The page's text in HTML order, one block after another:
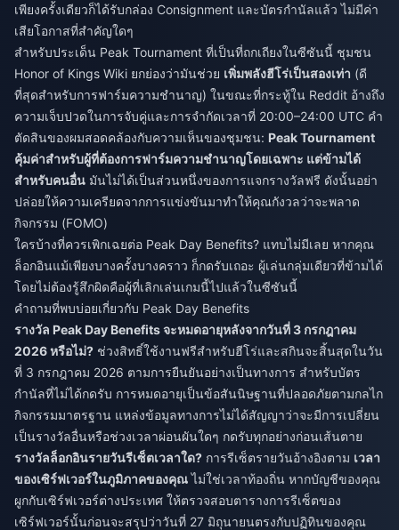
เพียงครั้งเดียวก็ได้รับกล่อง Consignment และบัตรกำนัลแล้ว ไม่มีค่า
เสียโอกาสที่สำคัญใดๆ
สำหรับประเด็น Peak Tournament ที่เป็นที่ถกเถียงในซีซันนี้ ชุมชน
Honor of Kings Wiki ยกย่องว่ามันช่วย เพิ่มพลังฮีโร่เป็นสองเท่า (ดี
ที่สุดสำหรับการฟาร์มความชำนาญ) ในขณะที่กระทู้ใน Reddit อ้างถึง
ความเจ็บปวดในการจับคู่และการจำกัดเวลาที่ 20:00–24:00 UTC คำ
ตัดสินของผมสอดคล้องกับความเห็นของชุมชน: Peak Tournament
คุ้มค่าสำหรับผู้ที่ต้องการฟาร์มความชำนาญโดยเฉพาะ แต่ข้ามได้
สำหรับคนอื่น มันไม่ได้เป็นส่วนหนึ่งของการแจกรางวัลฟรี ดังนั้นอย่า
ปล่อยให้ความเครียดจากการแข่งขันมาทำให้คุณกังวลว่าจะพลาด
กิจกรรม (FOMO)
ใครบ้างที่ควรเพิกเฉยต่อ Peak Day Benefits? แทบไม่มีเลย หากคุณ
ล็อกอินแม้เพียงบางครั้งบางคราว ก็กดรับเถอะ ผู้เล่นกลุ่มเดียวที่ข้ามได้
โดยไม่ต้องรู้สึกผิดคือผู้ที่เลิกเล่นเกมนี้ไปแล้วในซีซันนี้
คำถามที่พบบ่อยเกี่ยวกับ Peak Day Benefits
รางวัล Peak Day Benefits จะหมดอายุหลังจากวันที่ 3 กรกฎาคม
2026 หรือไม่? ช่วงสิทธิ์ใช้งานฟรีสำหรับฮีโร่และสกินจะสิ้นสุดในวัน
ที่ 3 กรกฎาคม 2026 ตามการยืนยันอย่างเป็นทางการ สำหรับบัตร
กำนัลที่ไม่ได้กดรับ การหมดอายุเป็นข้อสันนิษฐานที่ปลอดภัยตามกลไก
กิจกรรมมาตรฐาน แหล่งข้อมูลทางการไม่ได้สัญญาว่าจะมีการเปลี่ยน
เป็นรางวัลอื่นหรือช่วงเวลาผ่อนผันใดๆ กดรับทุกอย่างก่อนเส้นตาย
รางวัลล็อกอินรายวันรีเซ็ตเวลาใด? การรีเซ็ตรายวันอ้างอิงตาม เวลา
ของเซิร์ฟเวอร์ในภูมิภาคของคุณไม่ใช่เวลาท้องถิ่น หากบัญชีของคุณ
ผูกกับเซิร์ฟเวอร์ต่างประเทศ ให้ตรวจสอบตารางการรีเซ็ตของ
เซิร์ฟเวอร์นั้นก่อนจะสรุปว่าวันที่ 27 มิถุนายนตรงกับปฏิทินของคุณ